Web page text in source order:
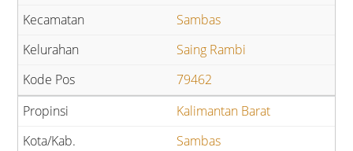
Sambas
Saing Rambi
79462
Kalimantan Barat
Sambas